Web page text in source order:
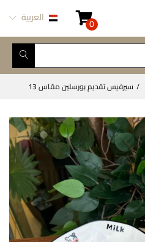
0 العربية
سيرفيس تقديم بورسلين مقاس 13